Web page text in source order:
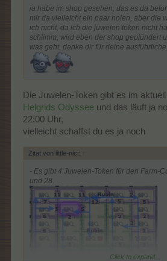
ja habe im shop gesehen, das es da
mir da vielleicht ein paar holen, aber die
ich nicht, da ich die juwelen token nicht
schlimm, wird eben der shop geplündert
was geht. danke dir für deine
Die Juwelen-Token gibt es im
Helgrids Odyssee und das läuft ja
22:00 Uhr,
vielleicht schaffst du es ja noch
Zitat von little-nici: ↑
- Es gibt 4 Juwelen-Token für den Farm-
und 28.
Click to expand...